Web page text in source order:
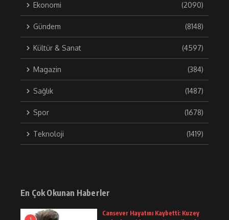
Ekonomi (2090)
Gündem (8148)
Kültür & Sanat (4597)
Magazin (384)
Sağlık (1487)
Spor (1678)
Teknoloji (1419)
En Çok Okunan Haberler
Cansever Hayatını Kaybetti: Kuzey